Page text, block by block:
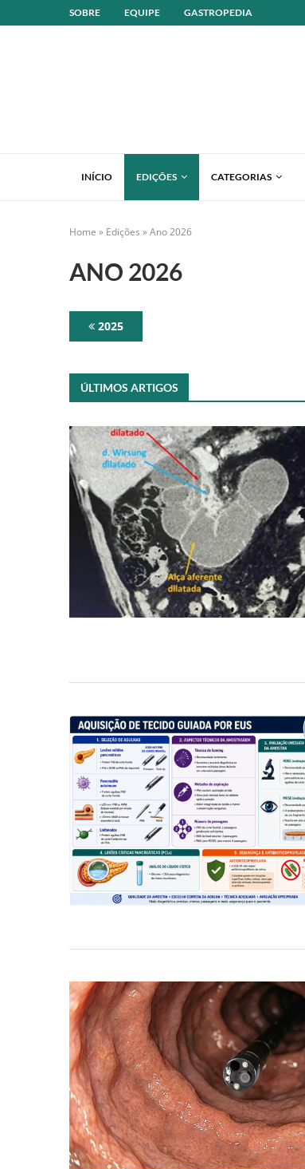
SOBRE EQUIPE GASTROPEDIA
INÍCIO EDIÇÕES CATEGORIAS
Home » Edições »Ano 2026
ANO 2026
2025
ÚLTIMOS ARTIGOS